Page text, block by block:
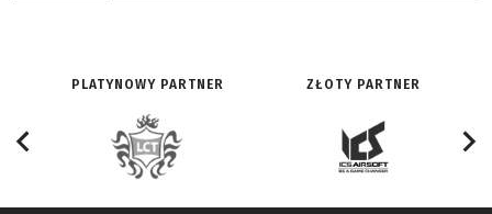
PLATYNOWY PARTNER ZŁOTY PARTNER